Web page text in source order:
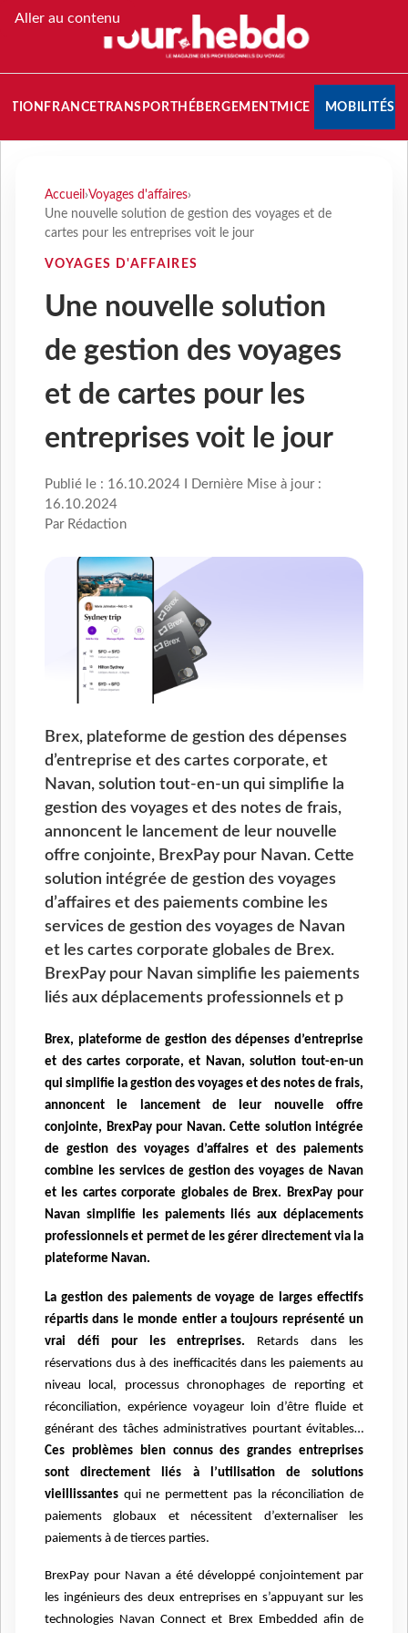
Aller au contenu
FRANCETRANSPORT HÉBERGEMENTMICE MOBILITÉS
Accueil ›Voyages d'affaires›
Une nouvelle solution de gestion des voyages et de
cartes pour les entreprises voit le jour
VOYAGES D'AFFAIRES
Une nouvelle solution
de gestion des voyages
et de cartes pour les
entreprises voit le jour
Publié le : 16.10.2024 I Dernière Mise à jour :
16.10.2024
Par Rédaction
Brex, plateforme de gestion des dépenses
d’entreprise et des cartes corporate, et
Navan, solution tout-en-un qui simplifie la
gestion des voyages et des notes de frais,
annoncent le lancement de leur nouvelle
offre conjointe, BrexPay pour Navan. Cette
solution intégrée de gestion des voyages
d’affaires et des paiements combine les
services de gestion des voyages de Navan
et les cartes corporate globales de Brex.
BrexPay pour Navan simplifie les paiements
liés aux déplacements professionnels et p
Brex, plateforme de gestion des dépenses d’entreprise
et des cartes corporate, et Navan, solution tout-en-un
qui simplifie la gestion des voyages et des notes de frais,
annoncent le lancement de leur nouvelle offre
conjointe, BrexPay pour Navan. Cette solution intégrée
de gestion des voyages d’affaires et des paiements
combine les services de gestion des voyages de Navan
et les cartes corporate globales de Brex. BrexPay pour
Navan simplifie les paiements liés aux déplacements
professionnels et permet de les gérer directement via la
plateforme Navan.
La gestion des paiements de voyage de larges effectifs
répartis dans le monde entier a toujours représenté un
vrai défi pour les entreprises. Retards dans les
réservations dus à des inefficacités dans les paiements au
niveau local, processus chronophages de reporting et
réconciliation, expérience voyageur loin d’être fluide et
générant des tâches administratives pourtant évitables…
Ces problèmes bien connus des grandes entreprises
sont directement liés à l’utilisation de solutions
vieillissantes qui ne permettent pas la réconciliation de
paiements globaux et nécessitent d’externaliser les
paiements à de tierces parties.
BrexPay pour Navan a été développé conjointement par
les ingénieurs des deux entreprises en s’appuyant sur les
technologies Navan Connect et Brex Embedded afin de